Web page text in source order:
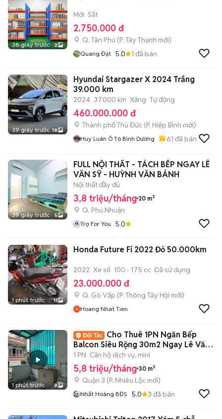
38 giây trước 2
Mới Sắt
2.750.000 đ
Q. Tân Phú (P. Tây Thạnh mới)
Quang Đạt 5.0 1 đã bán
39 giây trước 18
Hyundai Stargazer X 2024 Trắng
39.000 km
2024 37.000 km Xăng Tự động
460.000.000 đ
Thành phố Thủ Đức (P. Hiệp Bình mới)
Huy Luân Ô Tô Bình Dương 61 đã bán
39 giây trước 5
FULL NỘI THẤT - TÁCH BẾP NGAY LÊ
VĂN SỸ - HUỲNH VĂN BÁNH
Nội thất đầy đủ
3,8 triệu/tháng 20 m²
Q. Phú Nhuận
Trọ For You 5.0
1 phút trước 11
Honda Future Fi 2022 Đỏ 50.000km
2022 Xe số 100 - 175 cc Đã sử dụng
23.000.000 đ
Q. Gò Vấp (P. Thông Tây Hội mới)
Hoang Nhat Tien
1 phút trước 9
Cho Thuê 1PN Ngăn Bếp
Balcon Siêu Rộng 30m2 Ngay Lê Văn
Sỹ Quận 3
1 PN Căn hộ dịch vụ, mini
5,8 triệu/tháng 30 m²
Quận 3 (P. Nhiêu Lộc mới)
Nhất Hoàng BĐS 5.0 3 đã bán